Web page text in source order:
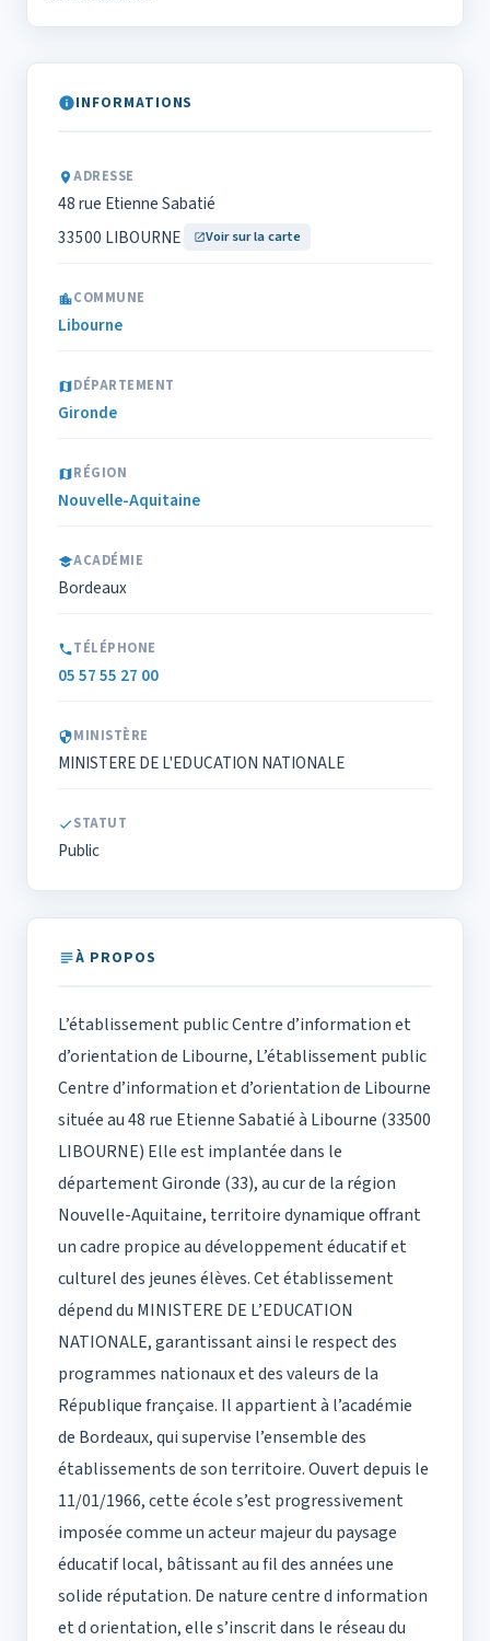
INFORMATIONS
ADRESSE
48 rue Etienne Sabatié
33500 LIBOURNE
Voir sur la carte
COMMUNE
Libourne
DÉPARTEMENT
Gironde
RÉGION
Nouvelle-Aquitaine
ACADÉMIE
Bordeaux
TÉLÉPHONE
05 57 55 27 00
MINISTÈRE
MINISTERE DE L'EDUCATION NATIONALE
STATUT
Public
À PROPOS
L’établissement public Centre d’information et
d’orientation de Libourne, L’établissement public
Centre d’information et d’orientation de Libourne
située au 48 rue Etienne Sabatié à Libourne (33500
LIBOURNE) Elle est implantée dans le
département Gironde (33), au cur de la région
Nouvelle-Aquitaine, territoire dynamique offrant
un cadre propice au développement éducatif et
culturel des jeunes élèves. Cet établissement
dépend du MINISTERE DE L’EDUCATION
NATIONALE, garantissant ainsi le respect des
programmes nationaux et des valeurs de la
République française. Il appartient à l’académie
de Bordeaux, qui supervise l’ensemble des
établissements de son territoire. Ouvert depuis le
11/01/1966, cette école s’est progressivement
imposée comme un acteur majeur du paysage
éducatif local, bâtissant au fil des années une
solide réputation. De nature centre d information
et d orientation, elle s’inscrit dans le réseau du